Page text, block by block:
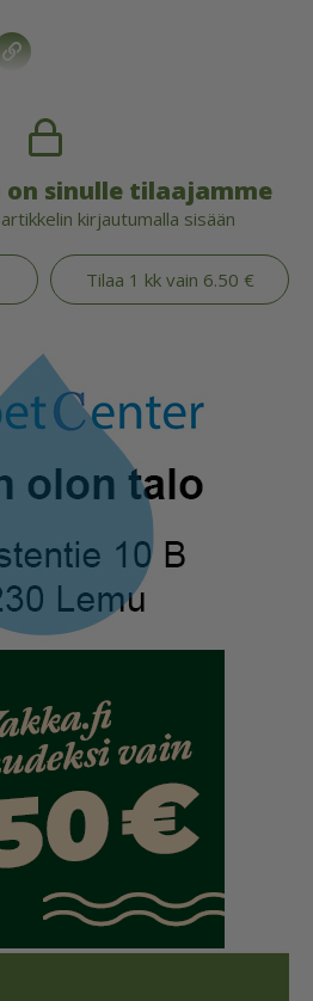
sinulle tilaajamme
kirjautumalla sisään
Tilaa 1 kk vain 6.50 €